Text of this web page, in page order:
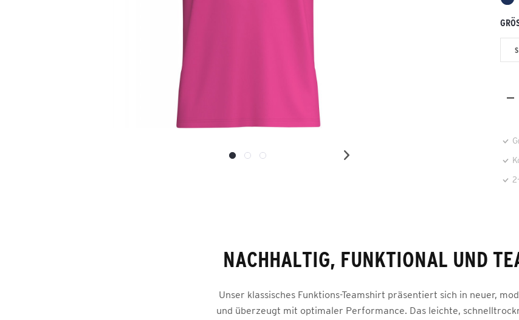
S
NACHHALTIG, FUNKTIONAL UND
Unser klassisches Funktions-Teamshirt präsentiert sich in neuer,
und überzeugt mit optimaler Performance. Das leichte,